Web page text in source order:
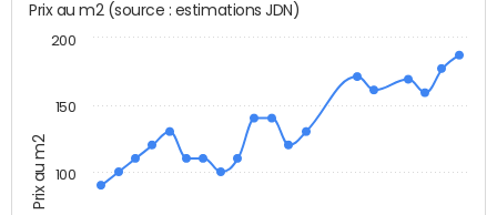
Prix au m2
Prix au m2 (source : estimations JDN)
100
150
200